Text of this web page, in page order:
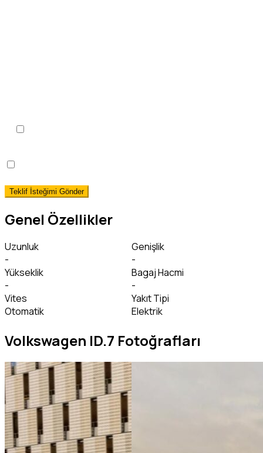
Genel Özellikler
Uzunluk
-
Genişlik
-
Yükseklik
-
Bagaj Hacmi
-
Vites
Otomatik
Yakıt Tipi
Elektrik
Volkswagen ID.7 Fotoğrafları